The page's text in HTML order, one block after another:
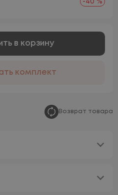
-40 %
в корзину
комплект
Возврат товара